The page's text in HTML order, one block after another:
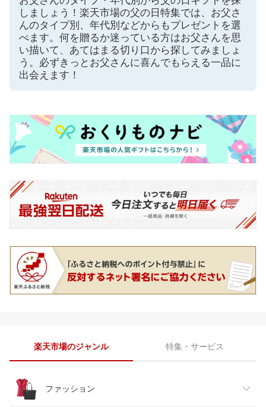
しましょう！楽天市場の父の日特集では、お父さ
んのタイプ別、年代別などからもプレゼントを選
べます。何を贈るか迷っている方はお父さんを思
い描いて、あてはまる切り口から探してみましょ
う。必ずきっとお父さんに喜んでもらえる一品に
出会えます！
楽天市場のジャンル 特集・サービス
ファッション